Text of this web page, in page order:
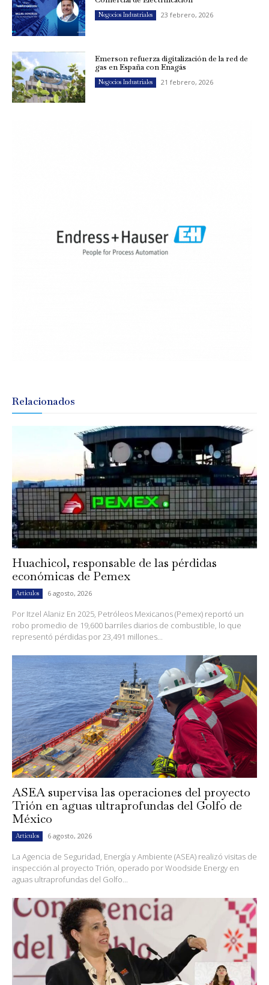
Negocios Industriales 23 febrero, 2026
Emerson refuerza digitalización de la red de
gas en España con Enagás
Negocios Industriales 21 febrero, 2026
Relacionados
Huachicol, responsable de las pérdidas
económicas de Pemex
Artículos 6 agosto, 2026
Por Itzel Alaniz En 2025, Petróleos Mexicanos (Pemex) reportó un
robo promedio de 19,600 barriles diarios de combustible, lo que
representó pérdidas por 23,491 millones...
ASEA supervisa las operaciones del proyecto
Trión en aguas ultraprofundas del Golfo de
México
Artículos 6 agosto, 2026
La Agencia de Seguridad, Energía y Ambiente (ASEA) realizó visitas de
inspección al proyecto Trión, operado por Woodside Energy en
aguas ultraprofundas del Golfo...